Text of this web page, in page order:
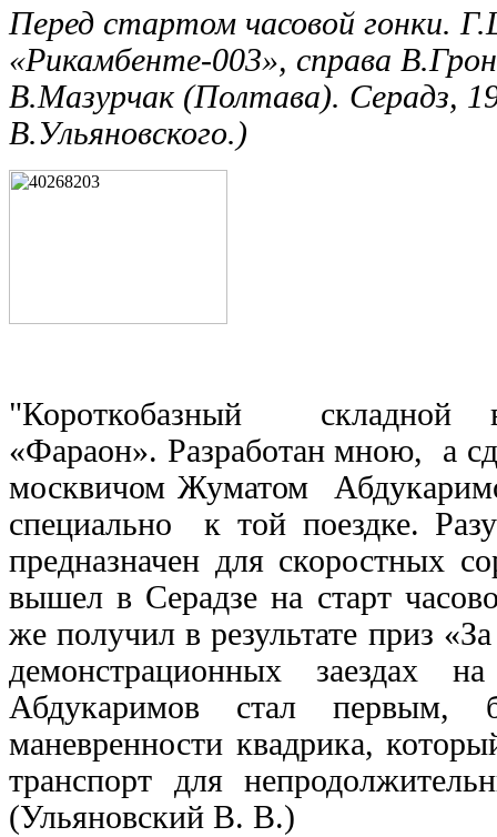
Перед стартом часовой гонки.
«Рикамбенте-003», справа
В.Мазурчак (Полтава). Серадз,
В.Ульяновского.)
"Короткобазный складной
«Фараон». Разработан мною, а
москвичом Жуматом
специально к той поездке.
предназначен для скоростных
вышел в Серадзе на старт
же получил в результате приз
демонстрационных заездах
Абдукаримов стал первым,
маневренности квадрика,
транспорт для
(Ульяновский В. В.)